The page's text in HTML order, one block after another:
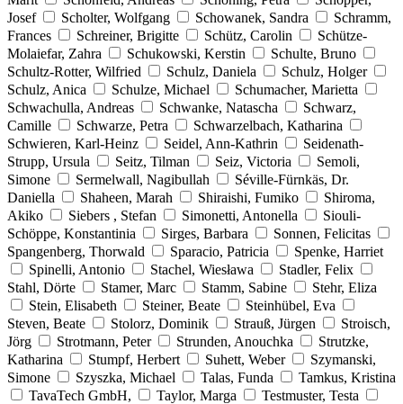
Josef
Scholter, Wolfgang Schowanek, Sandra
Schramm,
Frances
Schreiner, Brigitte Schütz, Carolin
Schütze-
Molaiefar, Zahra
Schukowski, Kerstin
Schulte, Bruno
Schultz-Rotter, Wilfried
Schulz, Daniela
Schulz, Holger
Schulz, Anica
Schulze, Michael
Schumacher, Marietta
Schwachulla, Andreas
Schwanke, Natascha
Schwarz,
Camille
Schwarze, Petra
Schwarzelbach, Katharina
Schwieren, Karl-Heinz
Seidel, Ann-Kathrin
Seidenath-
Strupp, Ursula
Seitz, Tilman Seiz, Victoria
Semoli,
Simone
Sermelwall, Nagibullah
Séville-Fürnkäs, Dr.
Daniella
Shaheen, Marah Shiraishi, Fumiko
Shiroma,
Akiko
Siebers , Stefan Simonetti, Antonella
Siouli-
Schöppe, Konstantinia
Sirges, Barbara
Sonnen, Felicitas
Spangenberg, Thorwald
Sparacio, Patricia
Spenke, Harriet
Spinelli, Antonio
Stachel, Wiesława
Stadler, Felix
Stahl, Dörte
Stamer, Marc Stamm, Sabine
Stehr, Eliza
Stein, Elisabeth
Steiner, Beate
Steinhübel, Eva
Steven, Beate
Stolorz, Dominik Strauß, Jürgen
Stroisch,
Jörg
Strotmann, Peter Strunden, Anouchka
Strutzke,
Katharina
Stumpf, Herbert Suhett, Weber
Szymanski,
Simone
Szyszka, Michael Talas, Funda
Tamkus, Kristina
TavaTech GmbH,
Taylor, Marga
Testmuster, Testa